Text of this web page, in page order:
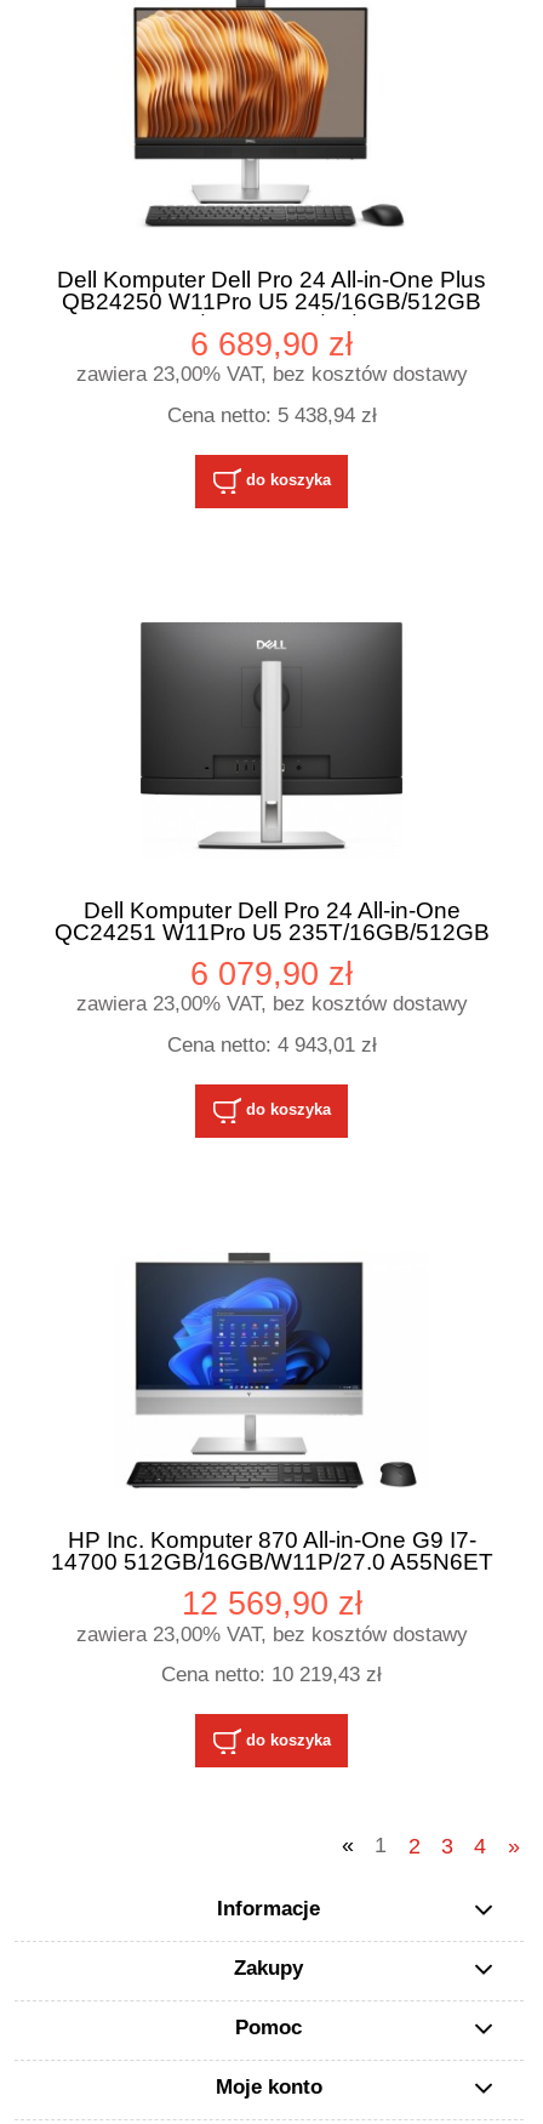
Dell Komputer Dell Pro 24 All-in-One Plus
QB24250 W11Pro U5 245/16GB/512GB
CL35/23.81 FHD/Int/FHD
Cam/Mic/WLAN+BT/WirelessKb&Mouse/
6 689,90 zł
zawiera 23,00% VAT, bez kosztów dostawy
Cena netto: 5 438,94 zł
do koszyka
Dell Komputer Dell Pro 24 All-in-One
QC24251 W11Pro U5 235T/16GB/512GB
Cam/Mic/WLAN+BT/Kb/Mouse/3YPS
6 079,90 zł
zawiera 23,00% VAT, bez kosztów dostawy
Cena netto: 4 943,01 zł
do koszyka
HP Inc. Komputer 870 All-in-One G9 I7-
14700 512GB/16GB/W11P/27.0 A55N6ET
12 569,90 zł
zawiera 23,00% VAT, bez kosztów dostawy
Cena netto: 10 219,43 zł
do koszyka
« 1 2 3 4 »
Informacje
Zakupy
Pomoc
Moje konto